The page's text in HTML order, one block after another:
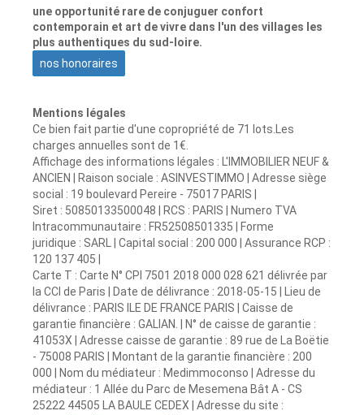
une opportunité rare de conjuguer confort
contemporain et art de vivre dans l'un des villages les
plus authentiques du sud-loire.
nos honoraires
Mentions légales
Ce bien fait partie d'une copropriété de 71 lots.Les
charges annuelles sont de 1€.
Affichage des informations légales : L'IMMOBILIER NEUF &
ANCIEN | Raison sociale : ASINVESTIMMO | Adresse siège
social : 19 boulevard Pereire - 75017 PARIS |
Siret : 50850133500048 | RCS : PARIS | Numero TVA
Intracommunautaire : FR52508501335 | Forme
juridique : SARL | Capital social : 200 000 | Assurance RCP :
120 137 405 |
Carte T : Carte N° CPI 7501 2018 000 028 621 délivrée par
la CCI de Paris | Date de délivrance : 2018-05-15 | Lieu de
délivrance : PARIS ILE DE FRANCE PARIS | Caisse de
garantie financière : GALIAN. | N° de caisse de garantie :
41053X | Adresse caisse de garantie : 89 rue de La Boëtie
- 75008 PARIS | Montant de la garantie financière : 200
000 | Nom du médiateur : Medimmoconso | Adresse du
médiateur : 1 Allée du Parc de Mesemena Bât A - CS
25222 44505 LA BAULE CEDEX | Adresse du site :